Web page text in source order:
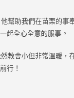
幫助我們在苗栗的事
起全心全意的服事。
教會小但非常溫暖，
行！